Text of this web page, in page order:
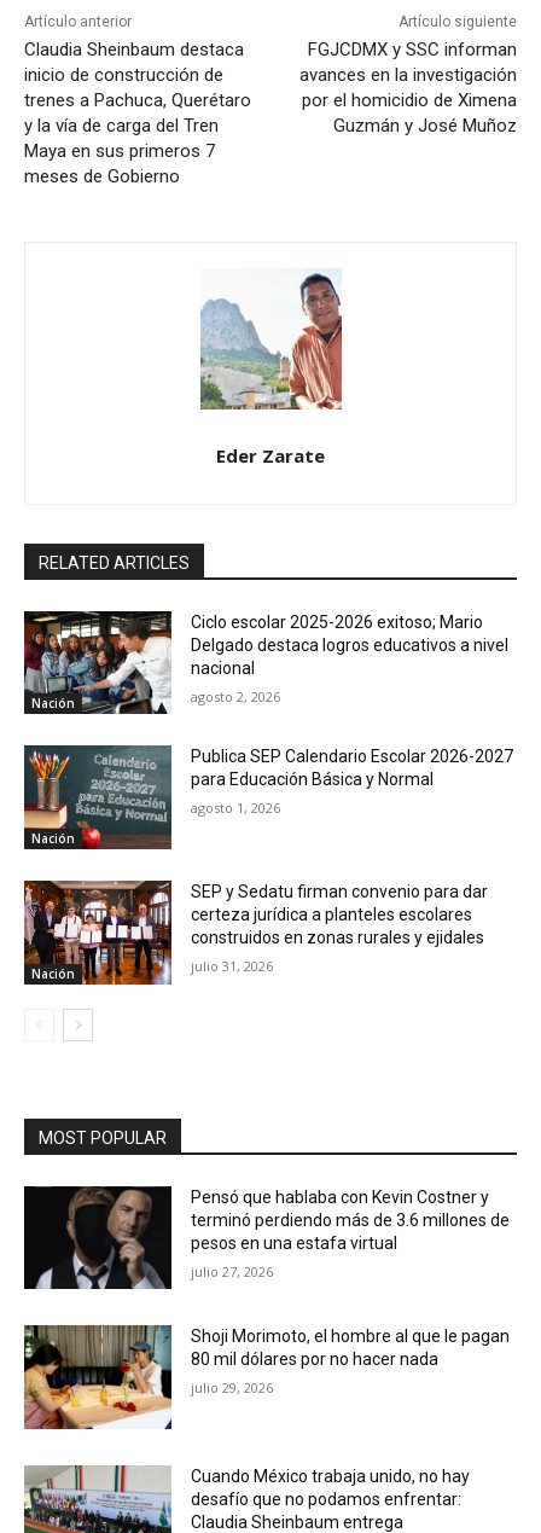
Artículo anterior
Claudia Sheinbaum destaca
inicio de construcción de
trenes a Pachuca, Querétaro
y la vía de carga del Tren
Maya en sus primeros 7
meses de Gobierno
Artículo siguiente
FGJCDMX y SSC informan
avances en la investigación
por el homicidio de Ximena
Guzmán y José Muñoz
Eder Zarate
RELATED ARTICLES
Nación
Ciclo escolar 2025-2026 exitoso; Mario
Delgado destaca logros educativos a nivel
nacional
agosto 2, 2026
Nación
Publica SEP Calendario Escolar 2026-2027
para Educación Básica y Normal
agosto 1, 2026
Nación
SEP y Sedatu firman convenio para dar
certeza jurídica a planteles escolares
construidos en zonas rurales y ejidales
julio 31, 2026
MOST POPULAR
Pensó que hablaba con Kevin Costner y
terminó perdiendo más de 3.6 millones de
pesos en una estafa virtual
julio 27, 2026
Shoji Morimoto, el hombre al que le pagan
80 mil dólares por no hacer nada
julio 29, 2026
Cuando México trabaja unido, no hay
desafío que no podamos enfrentar:
Claudia Sheinbaum entrega